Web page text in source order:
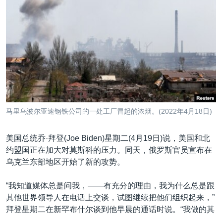
到
检
索
中东
欧洲
非洲
美洲
全球议题
人权·法律·宗教
科教·文娱·体健
军事
劳工
环境
热点专题
白宫要闻
国会报道
美中关系
美国建国250周年
埃博拉疫情
重要讲话与声明
台海两岸关系
关注西藏
关注新疆
VOA视频
VOA今日焦点
中文广播
关注我们
其他语言网站
马里乌波尔亚速钢铁公司的一处工厂冒起的浓烟。(2022年4月18日)
美国总统乔·拜登(Joe Biden)星期二(4月19日)说，美国和北
约盟国正在加大对莫斯科的压力。同天，俄罗斯官员宣布在
乌克兰东部地区开始了新的攻势。
“我知道媒体总是问我，——有充分的理由，我为什么总是跟
其他世界领导人在电话上交谈，试图继续把他们组织起来，”
拜登星期二在新罕布什尔谈到他早晨的通话时说。“我做的其